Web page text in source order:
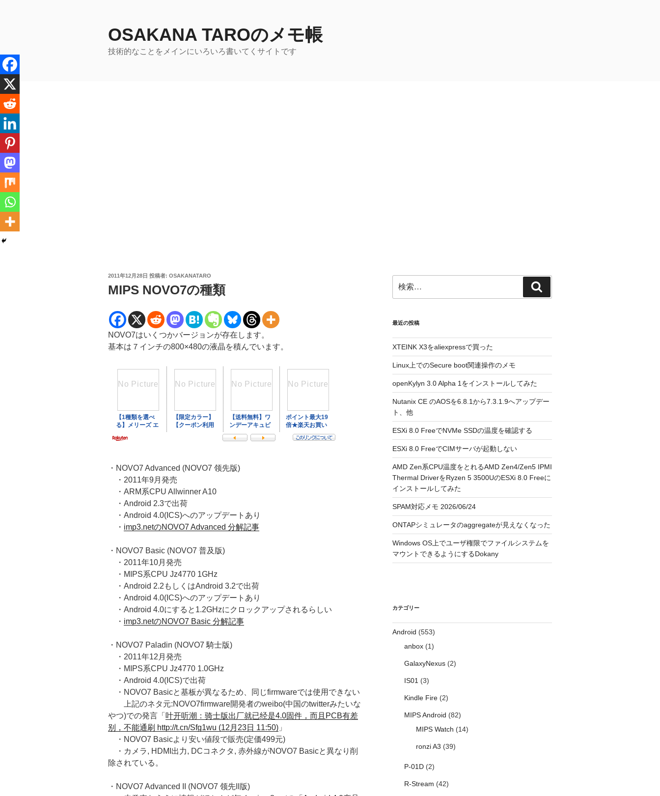
へ
ス
キ
プ
OSAKANA TAROのメモ帳
技術的なことをメインにいろいろ書いてくサイトです
投
日:
2011年12月28日 投稿者: OSAKANATARO
MIPS NOVO7の種類
NOVO7はいくつかバージョンが存在します。
基本は７インチの800×480の液晶を積んでいます。
・NOVO7 Advanced (NOVO7 领先版)
・2011年9月発売
・ARM系CPU Allwinner A10
・Android 2.3で出荷
・Android 4.0(ICS)へのアップデートあり
・ imp3.netのNOVO7 Advanced 分解記事
・NOVO7 Basic (NOVO7 普及版)
・2011年10月発売
・MIPS系CPU Jz4770 1GHz
・Android 2.2もしくはAndroid 3.2で出荷
・Android 4.0(ICS)へのアップデートあり
・Android 4.0にすると1.2GHzにクロックアップされるらしい
・ imp3.netのNOVO7 Basic 分解記事
・NOVO7 Paladin (NOVO7 騎士版)
・2011年12月発売
・MIPS系CPU Jz4770 1.0GHz
・Android 4.0(ICS)で出荷
・NOVO7 Basicと基板が異なるため、同じfirmwareでは使用できない
上記のネタ元:NOVO7firmware開発者のweibo(中国のtwitterみたいな
やつ)での発言「 叶开听潮：骑士版出厂就已经是4.0固件，而且PCB有差
别，不能通刷 http://t.cn/Sfg1wu (12月23日 11:50) 」
・NOVO7 Basicより安い値段で販売(定価499元)
・カメラ, HDMI出力, DCコネクタ, 赤外線がNOVO7 Basicと異なり削
除されている。
・NOVO7 Advanced II (NOVO7 领先II版)
索:
索
最近の投稿
XTEINK X3をaliexpressで買った
Linux上でのSecure boot関連操作のメモ
openKylyn 3.0 Alpha 1をインストールしてみた
Nutanix CE のAOSを6.8.1から7.3.1.9へアップデー
ト、他
ESXi 8.0 FreeでNVMe SSDの温度を確認する
ESXi 8.0 FreeでCIMサーバが起動しない
AMD Zen系CPU温度をとれるAMD Zen4/Zen5 IPMI
Thermal DriverをRyzen 5 3500UのESXi 8.0 Freeに
インストールしてみた
SPAM対応メモ 2026/06/24
ONTAPシミュレータのaggregateが見えなくなった
Windows OS上でユーザ権限でファイルシステムを
マウントできるようにするDokany
カテゴリー
Android (553)
anbox(1)
GalaxyNexus(2)
IS01(3)
Kindle Fire(2)
MIPS Android (82)
MIPS Watch (14)
ronzi A3 (39)
P-01D(2)
R-Stream (42)